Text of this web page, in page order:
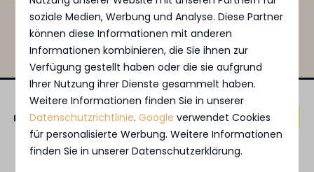
Swipe voor meer afbeeldingen →
Bezahlen Sie sicher
soziale Medien, Werbung und Analyse. Diese Partner
können diese Informationen mit anderen
Informationen kombinieren, die Sie ihnen zur
Verfügung gestellt haben oder die sie aufgrund
Ihrer Nutzung ihrer Dienste gesammelt haben.
Weitere Informationen finden Sie in unserer
Datenschutzrichtlinie.Google verwendet Cookies
für personalisierte Werbung. Weitere Informationen
finden Sie in unserer Datenschutzerklärung.